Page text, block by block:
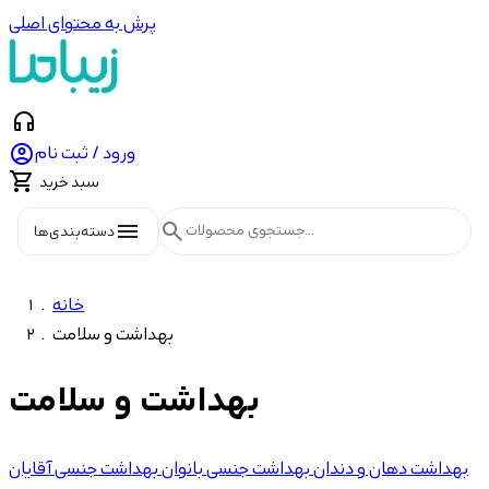
پرش به محتوای اصلی
headphones
ورود / ثبت نام
 سبد خرید
menuدسته‌بندی‌ها search
خانه
بهداشت و سلامت
بهداشت و سلامت
بهداشت دهان و دندانبهداشت جنسی بانوانبهداشت جنسی آقایان